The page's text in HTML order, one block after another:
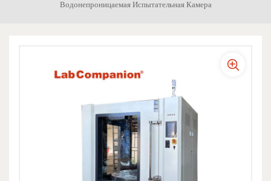
Водонепроницаемая Испытательная Камера